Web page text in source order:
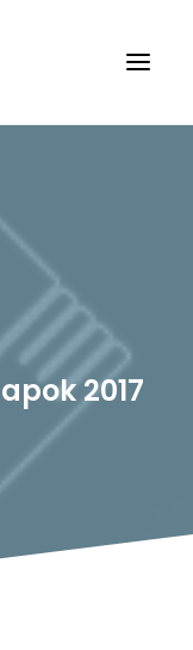
2017